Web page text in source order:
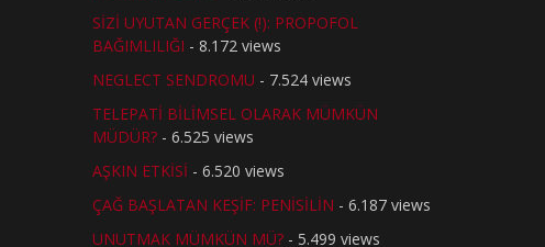
SİZİ UYUTAN GERÇEK (!): PROPOFOL
BAĞIMLILIĞI - 8.172 views
NEGLECT SENDROMU - 7.524 views
TELEPATİ BİLİMSEL OLARAK MÜMKÜN
MÜDÜR? - 6.525 views
AŞKIN ETKİSİ - 6.520 views
ÇAĞ BAŞLATAN KEŞİF: PENİSİLİN - 6.187 views
UNUTMAK MÜMKÜN MÜ? - 5.499 views